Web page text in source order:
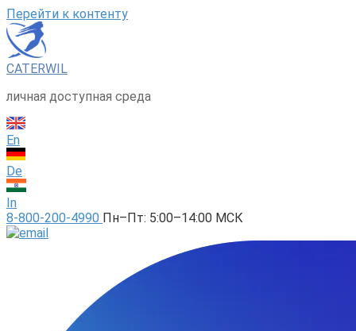
Перейти к контенту
CATERWIL
личная доступная среда
En
De
In
8-800-200-4990 Пн–Пт: 5:00–14:00 МСК